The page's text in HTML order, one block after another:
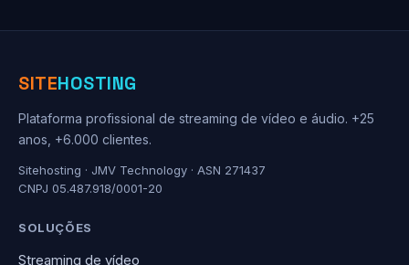
SITEHOSTING
Plataforma profissional de streaming de vídeo e áudio. +25
anos, +6.000 clientes.
Sitehosting · JMV Technology · ASN 271437
CNPJ 05.487.918/0001-20
SOLUÇÕES
Streaming de vídeo